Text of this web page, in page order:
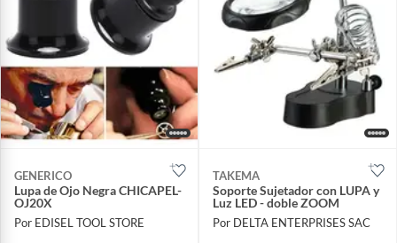
GENERICO
Lupa de Ojo Negra CHICAPEL-
OJ20X
Por EDISEL TOOL STORE
TAKEMA
Soporte Sujetador con LUPA y
Luz LED - doble ZOOM
Por DELTA ENTERPRISES SAC